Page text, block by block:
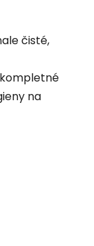
čisté,
na